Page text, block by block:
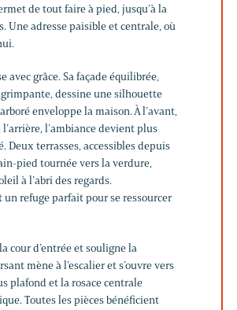
de tout faire à pied, jusqu’à la
Une adresse paisible et centrale, où
avec grâce. Sa façade équilibrée,
dessine une silhouette
enveloppe la maison. À l’avant,
l’ambiance devient plus
terrasses, accessibles depuis
pied tournée vers la verdure,
à l’abri des regards.
refuge parfait pour se ressourcer
cour d’entrée et souligne la
mène à l’escalier et s’ouvre vers
plafond et la rosace centrale
Toutes les pièces bénéficient